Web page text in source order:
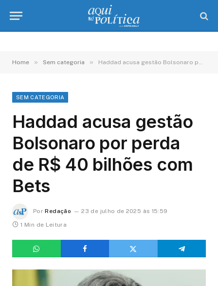
Home » Sem categoria » Haddad acusa gestão Bolsonaro por perda de R$ 40 bilhões com Bets
SEM CATEGORIA
Haddad acusa gestão
Bolsonaro por perda
de R$ 40 bilhões com
Bets
Por Redação
23 de julho de 2025 às 15:59
1 Min de Leitura